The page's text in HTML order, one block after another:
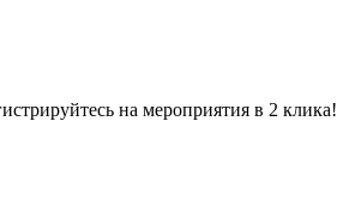
на мероприятия в 2 клика!